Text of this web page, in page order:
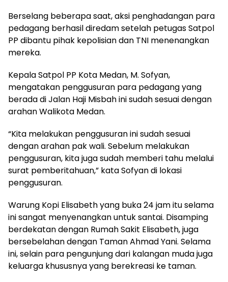
Berselang beberapa saat, aksi penghadangan para
pedagang berhasil diredam setelah petugas Satpol
PP dibantu pihak kepolisian dan TNI menenangkan
mereka.
Kepala Satpol PP Kota Medan, M. Sofyan,
mengatakan penggusuran para pedagang yang
berada di Jalan Haji Misbah ini sudah sesuai dengan
arahan Walikota Medan.
“Kita melakukan penggusuran ini sudah sesuai
dengan arahan pak wali. Sebelum melakukan
penggusuran, kita juga sudah memberi tahu melalui
surat pemberitahuan,” kata Sofyan di lokasi
penggusuran.
Warung Kopi Elisabeth yang buka 24 jam itu selama
ini sangat menyenangkan untuk santai. Disamping
berdekatan dengan Rumah Sakit Elisabeth, juga
bersebelahan dengan Taman Ahmad Yani. Selama
ini, selain para pengunjung dari kalangan muda juga
keluarga khususnya yang berekreasi ke taman.